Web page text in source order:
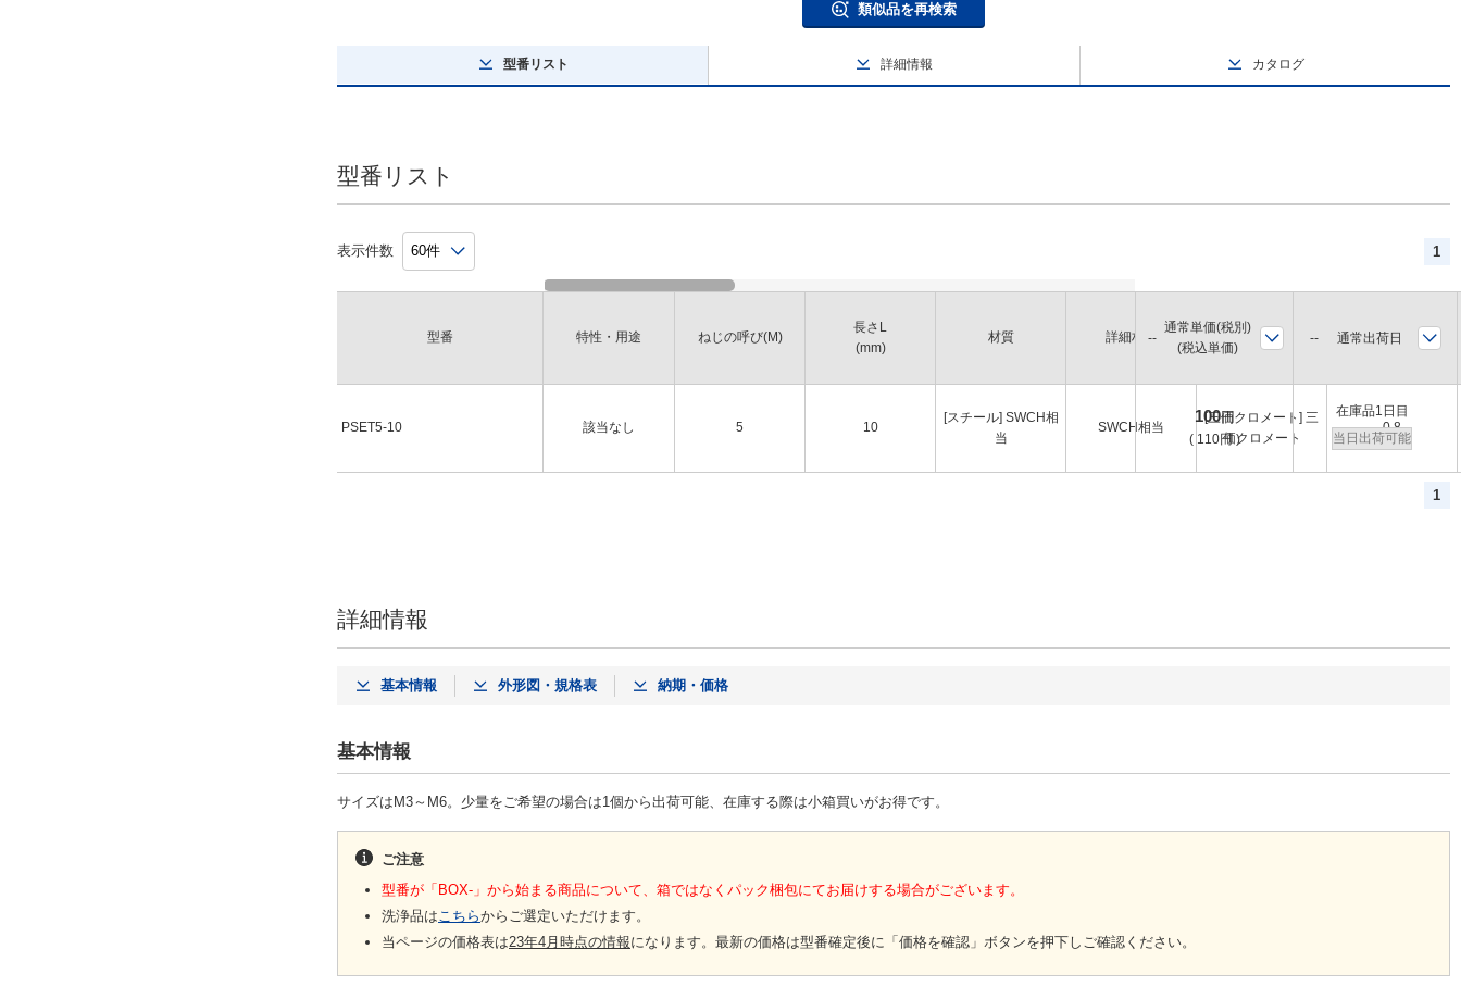
類似品を再検索
型番リスト 詳細情報 カタログ
型番リスト
表示件数 1
型番
PSET5-10
特性・用途 ねじの呼び(M)
長さL
(mm)
材質 詳細材質 表面処理
(mm)
該当なし 5 10
[スチール] SWCH相
当
SWCH相当
[三価クロメート] 三
価クロメート
0.8
通常単価(税別)
(税込単価)
通常出荷日
100円
( 110円 )
在庫品1日目
当日出荷可能
1
詳細情報
基本情報 外形図・規格表 納期・価格
基本情報
サイズはM3～M6。少量をご希望の場合は1個から出荷可能、在庫する際は小箱買いがお得です。
ご注意
型番が「BOX-」から始まる商品について、箱ではなくパック梱包にてお届けする場合がございます。
洗浄品はこちらからご選定いただけます。
当ページの価格表は23年4月時点の情報になります。最新の価格は型番確定後に「価格を確認」ボタンを押下しご確認ください。